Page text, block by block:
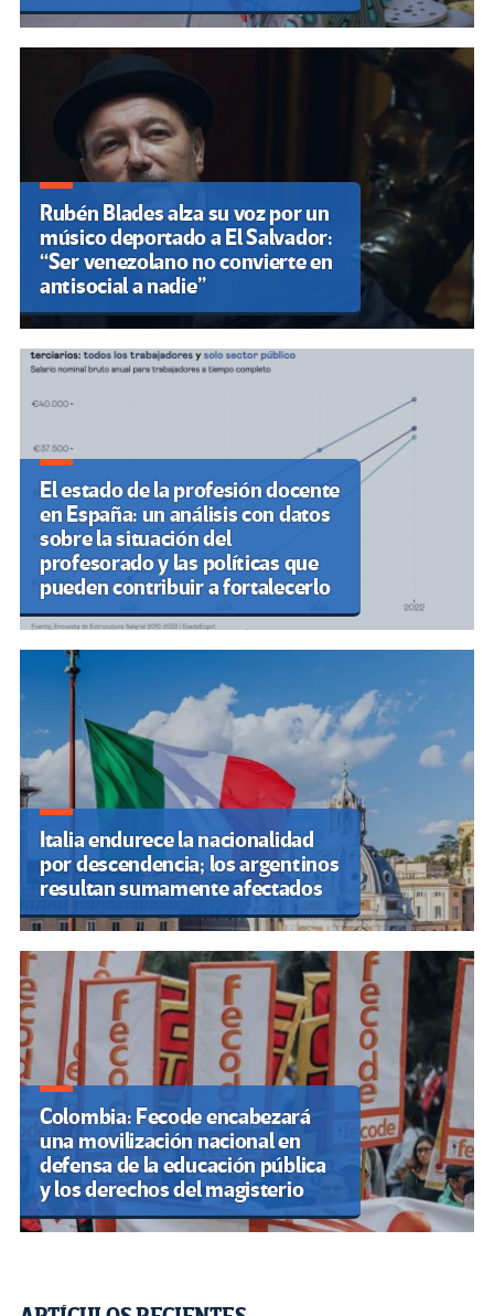
Rubén Blades alza su voz por un
músico deportado a El Salvador:
“Ser venezolano no convierte en
antisocial a nadie”
El estado de la profesión docente
en España: un análisis con datos
sobre la situación del
profesorado y las políticas que
pueden contribuir a fortalecerlo
Italia endurece la nacionalidad
por descendencia; los argentinos
resultan sumamente afectados
Colombia: Fecode encabezará
una movilización nacional en
defensa de la educación pública
y los derechos del magisterio